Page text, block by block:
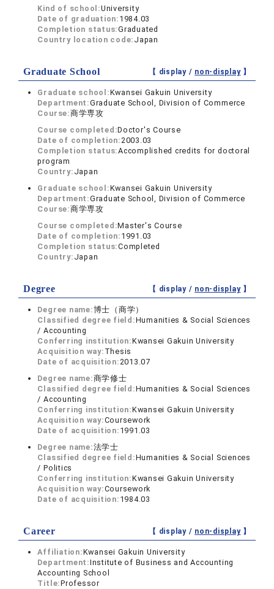
Kind of school:University
Date of graduation: 1984.03
Completion status:Graduated
Country location code: Japan
Graduate School 【 display / non-display】
Graduate school:Kwansei Gakuin University
Department:Graduate School, Division of Commerce
Course:商学専攻
Course completed:Doctor's Course
Date of completion:2003.03
Completion status:Accomplished credits for doctoral
program
Country: Japan
Graduate school:Kwansei Gakuin University
Department:Graduate School, Division of Commerce
Course:商学専攻
Course completed:Master's Course
Date of completion: 1991.03
Completion status:Completed
Country: Japan
Degree 【 display / non-display】
Degree name:博士（商学）
Classified degree field:Humanities & Social Sciences
/ Accounting
Conferring institution:Kwansei Gakuin University
Acquisition way: Thesis
Date of acquisition:2013.07
Degree name:商学修士
Classified degree field:Humanities & Social Sciences
/ Accounting
Conferring institution:Kwansei Gakuin University
Acquisition way:Coursework
Date of acquisition: 1991.03
Degree name:法学士
Classified degree field:Humanities & Social Sciences
/ Politics
Conferring institution:Kwansei Gakuin University
Acquisition way:Coursework
Date of acquisition: 1984.03
Career 【 display / non-display】
Affiliation:Kwansei Gakuin University
Department:Institute of Business and Accounting
Accounting School
Title:Professor